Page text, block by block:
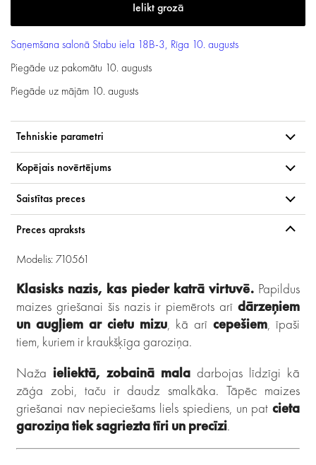
Saņemšana salonā Stabu iela 18B-3, Rīga 10. augusts
Piegāde uz pakomātu 10. augusts
Piegāde uz mājām 10. augusts
Tehniskie parametri
Kopējais novērtējums
Saistītas preces
Preces apraksts
Modelis: 710561
Klasisks nazis, kas pieder katrā virtuvē. Papildus
maizes griešanai šis nazis ir piemērots arī dārzeņiem
un augļiem ar cietu mizu, kā arī cepešiem, īpaši
tiem, kuriem ir kraukšķīga garoziņa.
Naža ieliektā, zobainā mala darbojas līdzīgi kā
zāģa zobi, taču ir daudz smalkāka. Tāpēc maizes
griešanai nav nepieciešams liels spiediens, un pat cieta
garoziņa tiek sagriezta tīri un precīzi.